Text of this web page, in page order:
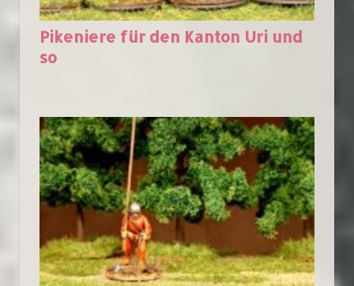
Pikeniere für den Kanton Uri und
so